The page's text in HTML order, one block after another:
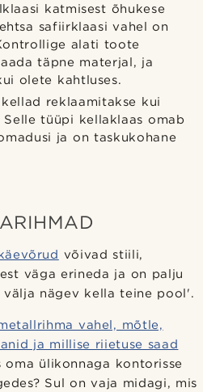
katmisest õhukese
safiirklaasi vahel on
alati toote
täpne materjal, ja
olete kahtluses.
reklaamitakse kui
tüüpi kellaklaas omab
ja on taskukohane
võivad stiili,
väga erineda ja on palju
nägev kella teine pool'.
vahel, mõtle,
ja millise riietuse saad
oma ülikonnaga kontorisse
Sul on vaja midagi, mis